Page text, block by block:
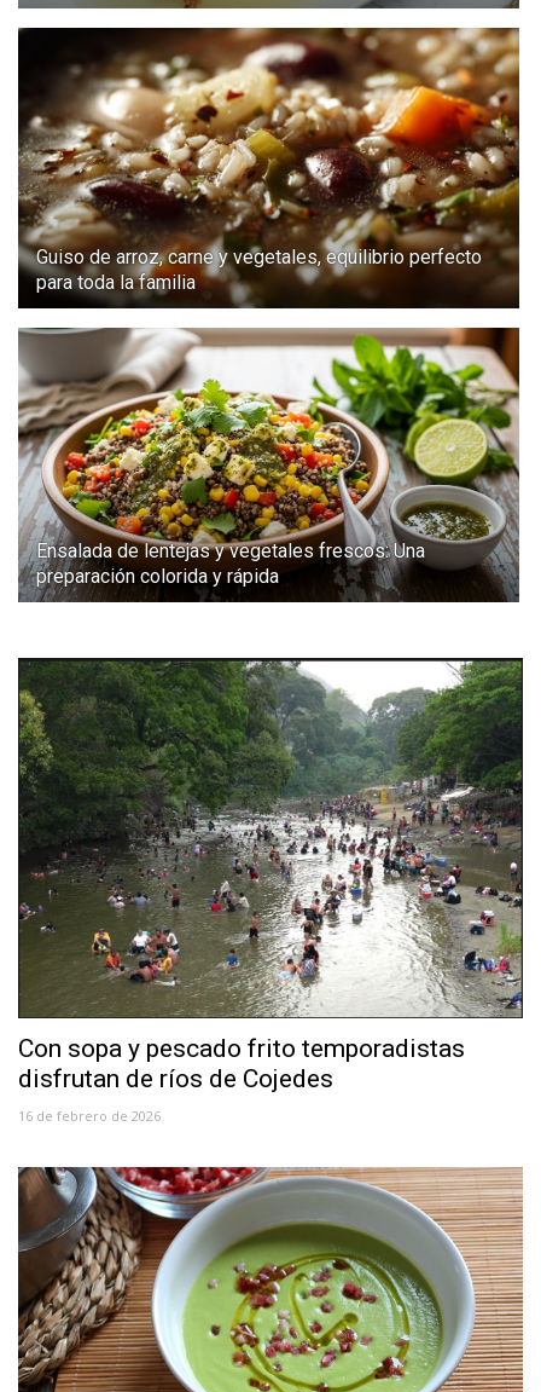
Guiso de arroz, carne y vegetales, equilibrio perfecto
para toda la familia
Ensalada de lentejas y vegetales frescos: Una
preparación colorida y rápida
Con sopa y pescado frito temporadistas
disfrutan de ríos de Cojedes
16 de febrero de 2026